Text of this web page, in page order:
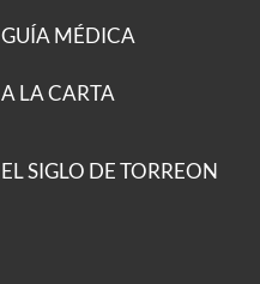
GUÍA MÉDICA
A LA CARTA
EL SIGLO DE TORREON